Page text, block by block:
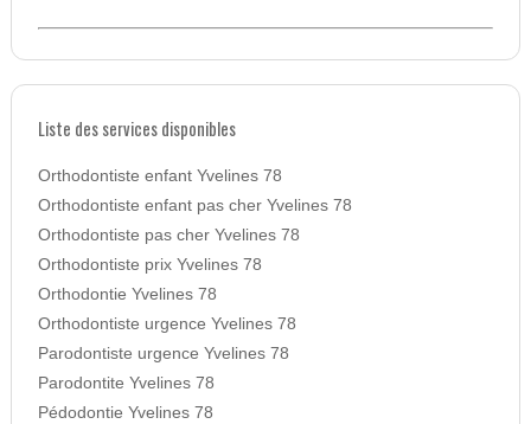
Liste des services disponibles
Orthodontiste enfant Yvelines 78
Orthodontiste enfant pas cher Yvelines 78
Orthodontiste pas cher Yvelines 78
Orthodontiste prix Yvelines 78
Orthodontie Yvelines 78
Orthodontiste urgence Yvelines 78
Parodontiste urgence Yvelines 78
Parodontite Yvelines 78
Pédodontie Yvelines 78